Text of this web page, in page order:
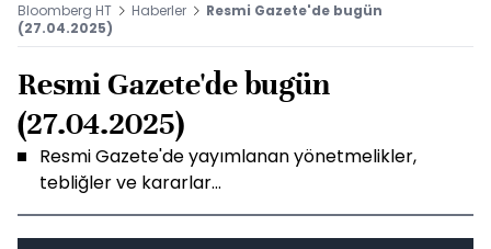
Bloomberg HT Haberler
Resmi Gazete'de bugün
(27.04.2025)
Resmi Gazete'de bugün
(27.04.2025)
Resmi Gazete'de yayımlanan yönetmelikler,
tebliğler ve kararlar...